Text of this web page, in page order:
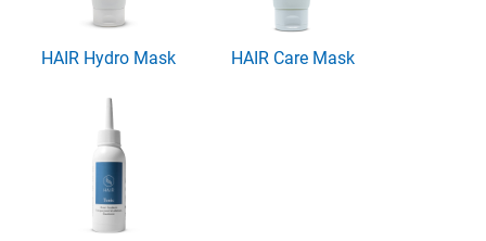
HAIR Hydro Mask HAIR Care Mask